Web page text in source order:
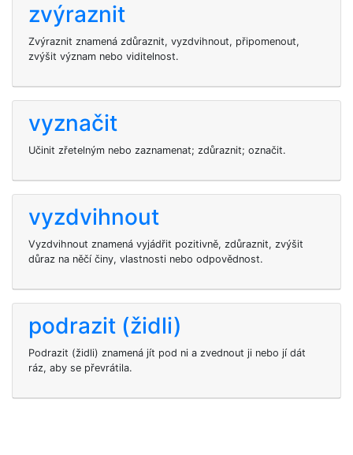
zvýraznit
Zvýraznit znamená zdůraznit, vyzdvihnout, připomenout,
zvýšit význam nebo viditelnost.
vyznačit
Učinit zřetelným nebo zaznamenat; zdůraznit; označit.
vyzdvihnout
Vyzdvihnout znamená vyjádřit pozitivně, zdůraznit, zvýšit
důraz na něčí činy, vlastnosti nebo odpovědnost.
podrazit (židli)
Podrazit (židli) znamená jít pod ni a zvednout ji nebo jí dát
ráz, aby se převrátila.